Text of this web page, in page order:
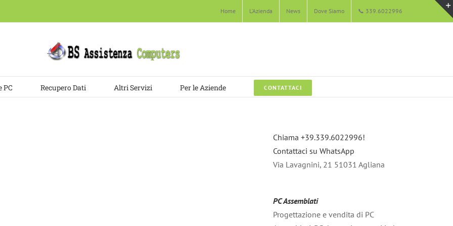
Home L’Azienda News Dove Siamo 📞 339.6022996
PC Recupero Dati Altri Servizi Per le Aziende CONTATTACI
Chiama +39.339.6022996!
Contattaci su WhatsApp
Via Lavagnini, 21 51031 Agliana
PC Assemblati
Progettazione e vendita di PC